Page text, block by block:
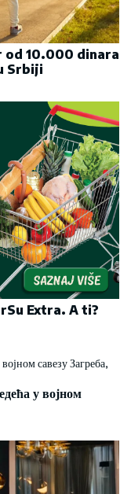
od 10.000 dinara
Srbiji
Extra. A ti?
у војном